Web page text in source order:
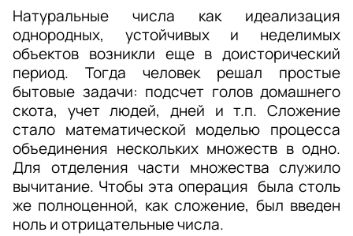
Натуральные числа как идеализация
однородных, устойчивых и неделимых
объектов возникли еще в доисторический
период. Тогда человек решал простые
бытовые задачи: подсчет голов домашнего
скота, учет людей, дней и т.п. Сложение
стало математической моделью процесса
объединения нескольких множеств в одно.
Для отделения части множества служило
вычитание. Чтобы эта операция  была столь
же полноценной, как сложение, был введен
ноль и отрицательные числа.